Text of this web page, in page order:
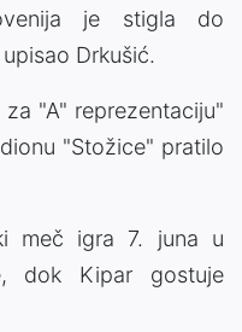
je stigla do
Drkušić.
"A" reprezentaciju"
"Stožice" pratilo
meč igra 7. juna u
dok Kipar gostuje